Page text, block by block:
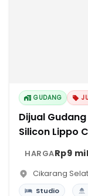
GUDANG
Dijual
Silicon Lippo
HARGARp9
Cikarang
Studio